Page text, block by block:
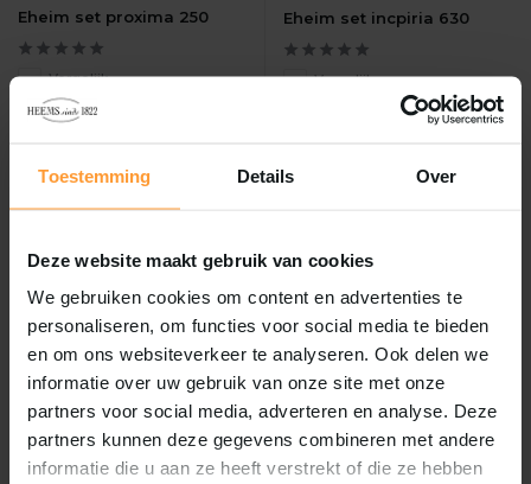
Toestemming Details Over
Deze website maakt gebruik van cookies
We gebruiken cookies om content en advertenties te
personaliseren, om functies voor social media te bieden
en om ons websiteverkeer te analyseren. Ook delen we
informatie over uw gebruik van onze site met onze
partners voor social media, adverteren en analyse. Deze
partners kunnen deze gegevens combineren met andere
informatie die u aan ze heeft verstrekt of die ze hebben
Eheim set proxima 250
Vergelijk
Complete, royale aquari...
€1.199,90
Eheim set incpiria 630
Vergelijk
EHEIM SET INCPIRIA 630...
€4.960,00